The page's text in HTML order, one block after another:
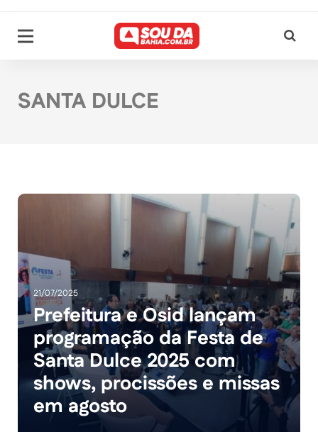
SANTA DULCE
21/07/2025
Prefeitura e Osid lançam
programação da Festa de
Santa Dulce 2025 com
shows, procissões e missas
em agosto